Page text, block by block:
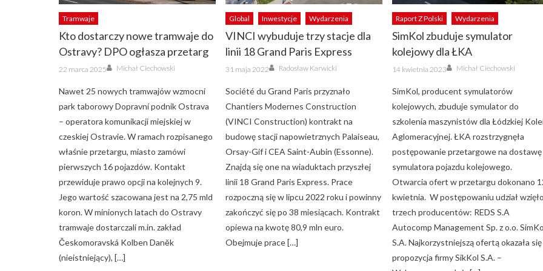
Tramwaje
Kto dostarczy nowe tramwaje do
Ostravy? DPO ogłasza przetarg
Posted
on
22 marca 2025 Author
Michał Ciechowski
Nawet 25 nowych tramwajów wzmocni
park taborowy Dopravní podnik Ostrava
– operatora komunikacji miejskiej w
czeskiej Ostravie. W ramach rozpisanego
właśnie przetargu, miasto zamówi
pierwszych 16 pojazdów. Kontakt
przewiduje prawo opcji na kolejnych 9.
Jego wartość szacowana jest na 2,75 mld
koron. W minionych latach do Ostravy
tramwaje dostarczali m.in. zakład
Českomoravská Kolben Daněk
(nieistniejący), […]
Global Inwestycje Wydarzenia
VINCI wybuduje trzy stacje dla
linii 18 Grand Paris Express
Posted
on
31 maja 2022 Author
Radosław Karwicki
Société du Grand Paris przyznało
Chantiers Modernes Construction
(VINCI Construction) kontrakt na
budowę stacji napowietrznych Palaiseau,
Orsay-Gif i CEA Saint-Aubin (Essonne).
Znajdą się one na wiaduktach przyszłej
linii 18 Grand Paris Express. Prace
rozpoczną się w lipcu 2022 roku i powinny
zakończyć się po 38 miesiącach. Kontrakt
opiewa na kwotę 80,9 mln euro.
Obejmuje prace […]
Raport Z Polski Wydarzenia
SimKol zbuduje symulator
kolejowy dla ŁKA
Posted
on
14 kwietnia 2023 Author
Michał Ciechowski
SimKol, producent symulatorów
kolejowych, zbuduje symulator do
szkolenia maszynistów dla Łódzkiej
Aglomeracyjnej. ŁKA rozstrzygnęła
postępowanie przetargowe na dostawę
symulatora pojazdu kolejowego.
Otwarcia ofert w przetargu dokonano
kwietnia. W postępowaniu udział wzięło
trzech producentów: REDS S.A
Autocomp Management Sp. z o.o.
S.A. Najkorzystniejszą ofertą okazała się
propozycja firmy SikKol S.A. –